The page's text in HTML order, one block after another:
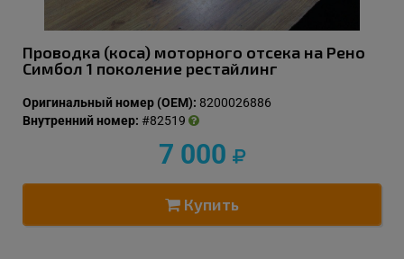
Проводка (коса) моторного отсека на Рено
Симбол 1 поколение рестайлинг
Оригинальный номер (OEM): 8200026886
Внутренний номер: #82519
7 000
Купить